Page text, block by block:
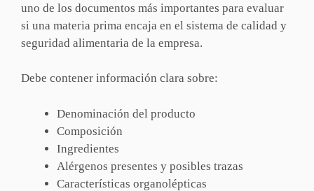
uno de los documentos más importantes para evaluar
si una materia prima encaja en el sistema de calidad y
seguridad alimentaria de la empresa.
Debe contener información clara sobre:
Denominación del producto
Composición
Ingredientes
Alérgenos presentes y posibles trazas
Características organolépticas